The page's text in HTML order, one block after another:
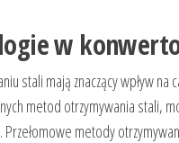
w
stali mają znaczący wpływ na
metod otrzymywania stali,
metody